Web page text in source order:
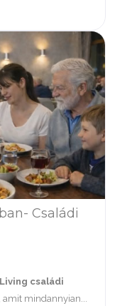
Családi
családi
mindannyian...